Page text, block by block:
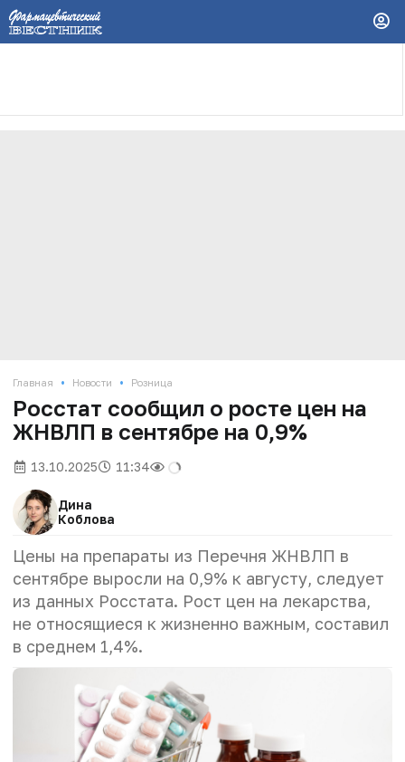
Главная • Новости • Розница
Росстат сообщил о росте цен на
ЖНВЛП в сентябре на 0,9%
13.10.2025 11:34
Дина
Коблова
Цены на препараты из Перечня ЖНВЛП в
сентябре выросли на 0,9% к августу, следует
из данных Росстата. Рост цен на лекарства,
не относящиеся к жизненно важным, составил
в среднем 1,4%.